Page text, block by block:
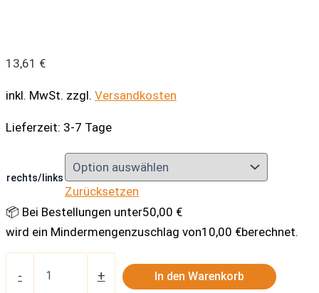
13,61 €
inkl. MwSt. zzgl. Versandkosten
Lieferzeit: 3-7 Tage
rechts/links
Zurücksetzen
📦 Bei Bestellungen unter50,00 €
wird ein Mindermengenzuschlag von10,00 €berechnet.
- + In den Warenkorb